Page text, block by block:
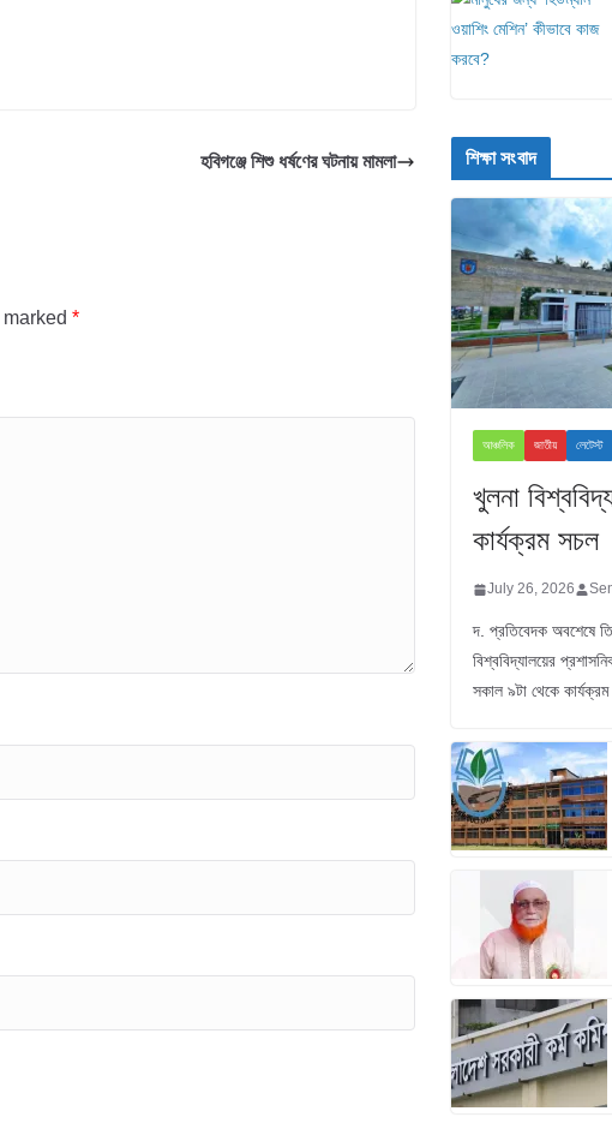
হবিগঞ্জে শিশু ধর্ষণের ঘটনায় মামলা
*
শিক্ষা সংবাদ
আঞ্চলিক জাতীয় লেটেস্ট
খুলনা
কার্যক্রম সচল
July 26, 2026
দ. প্রতিবেদক অবশেষে
বিশ্ববিদ্যালয়ের
সকাল ৯টা থেকে কার্যক্রম